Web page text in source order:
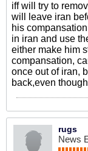
iff will try to
will leave iran
his
in iran and use
either make him
compansation,
once out of iran,
back,even
rugs
News